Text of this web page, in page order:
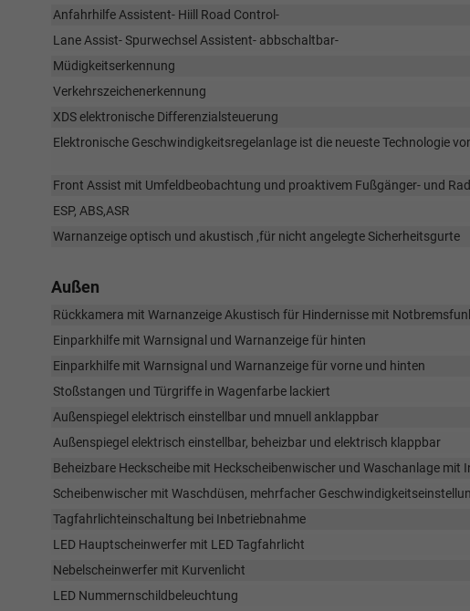
Anfahrhilfe Assistent- Hiill Road Control-
Lane Assist- Spurwechsel Assistent- abbschaltbar-
Müdigkeitserkennung
Verkehrszeichenerkennung
XDS elektronische Differenzialsteuerung
Elektronische Geschwindigkeitsregelanlage ist die neueste Technologie
Front Assist mit Umfeldbeobachtung und proaktivem Fußgänger- und
ESP, ABS,ASR
Warnanzeige optisch und akustisch ,für nicht angelegte Sicherheitsgurte
Außen
Rückkamera mit Warnanzeige Akustisch für Hindernisse mit
Einparkhilfe mit Warnsignal und Warnanzeige für hinten
Einparkhilfe mit Warnsignal und Warnanzeige für vorne und hinten
Stoßstangen und Türgriffe in Wagenfarbe lackiert
Außenspiegel elektrisch einstellbar und mnuell anklappbar
Außenspiegel elektrisch einstellbar, beheizbar und elektrisch klappbar
Beheizbare Heckscheibe mit Heckscheibenwischer und Waschanlage mit
Scheibenwischer mit Waschdüsen, mehrfacher
Tagfahrlichteinschaltung bei Inbetriebnahme
LED Hauptscheinwerfer mit LED Tagfahrlicht
Nebelscheinwerfer mit Kurvenlicht
LED Nummernschildbeleuchtung